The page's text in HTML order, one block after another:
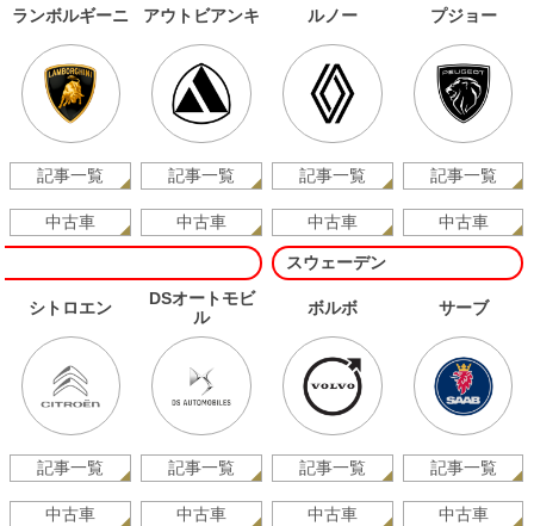
ランボルギーニ
記事一覧
中古車
アウトビアンキ
記事一覧
中古車
ルノー
記事一覧
中古車
プジョー
記事一覧
中古車
シトロエン
記事一覧
中古車
DSオートモビ
ル
記事一覧
中古車
スウェーデン
ボルボ
記事一覧
中古車
サーブ
記事一覧
中古車